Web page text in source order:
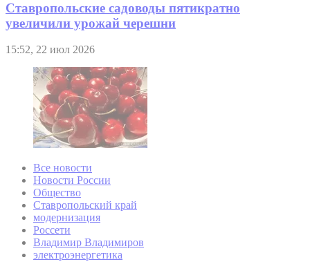
Ставропольские садоводы пятикратно
увеличили урожай черешни
15:52, 22 июл 2026
Все новости
Новости России
Общество
Ставропольский край
модернизация
Россети
Владимир Владимиров
электроэнергетика